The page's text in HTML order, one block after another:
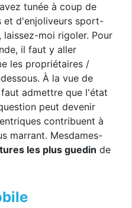
tunée à coup de
et d'enjoliveurs sport-
moi rigoler. Pour
il faut y aller
les propriétaires /
À la vue de
admettre que l'état
peut devenir
contribuent à
marrant. Mesdames-
les plus guedin de